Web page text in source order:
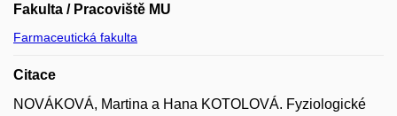
Fakulta / Pracoviště MU
Farmaceutická fakulta
Citace
NOVÁKOVÁ, Martina a Hana KOTOLOVÁ. Fyziologické